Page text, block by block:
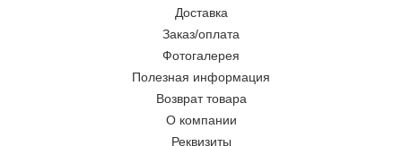
Доставка
Заказ/оплата
Фотогалерея
Полезная информация
Возврат товара
О компании
Реквизиты